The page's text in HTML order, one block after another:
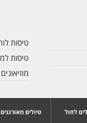
טיסות
טיסות
לחול
טיולים מאורגנים